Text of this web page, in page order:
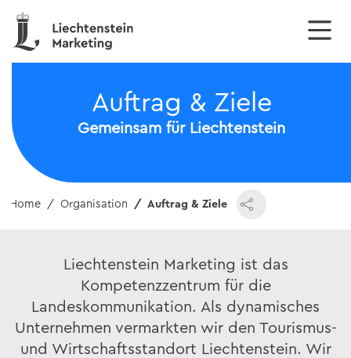
Gemeinsam für Liechtenstein
Auftrag & Ziele
Home Organisation Auftrag & Ziele
Liechtenstein Marketing ist das
Kompetenzzentrum für die
Landeskommunikation. Als dynamisches
Unternehmen vermarkten wir den Tourismus-
und Wirtschaftsstandort Liechtenstein. Wir